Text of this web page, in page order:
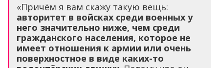
«Причём я вам скажу такую вещь:
авторитет в войсках среди военных у
него значительно ниже, чем среди
гражданского населения, которое не
имеет отношения к армии или очень
поверхностное в виде каких-то